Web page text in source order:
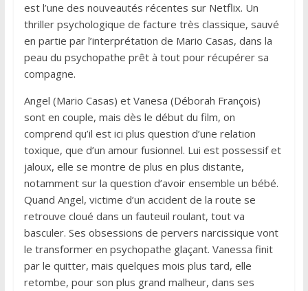
est l’une des nouveautés récentes sur Netflix. Un
thriller psychologique de facture très classique, sauvé
en partie par l’interprétation de Mario Casas, dans la
peau du psychopathe prêt à tout pour récupérer sa
compagne.
Angel (Mario Casas) et Vanesa (Déborah François)
sont en couple, mais dès le début du film, on
comprend qu’il est ici plus question d’une relation
toxique, que d’un amour fusionnel. Lui est possessif et
jaloux, elle se montre de plus en plus distante,
notamment sur la question d’avoir ensemble un bébé.
Quand Angel, victime d’un accident de la route se
retrouve cloué dans un fauteuil roulant, tout va
basculer. Ses obsessions de pervers narcissique vont
le transformer en psychopathe glaçant. Vanessa finit
par le quitter, mais quelques mois plus tard, elle
retombe, pour son plus grand malheur, dans ses